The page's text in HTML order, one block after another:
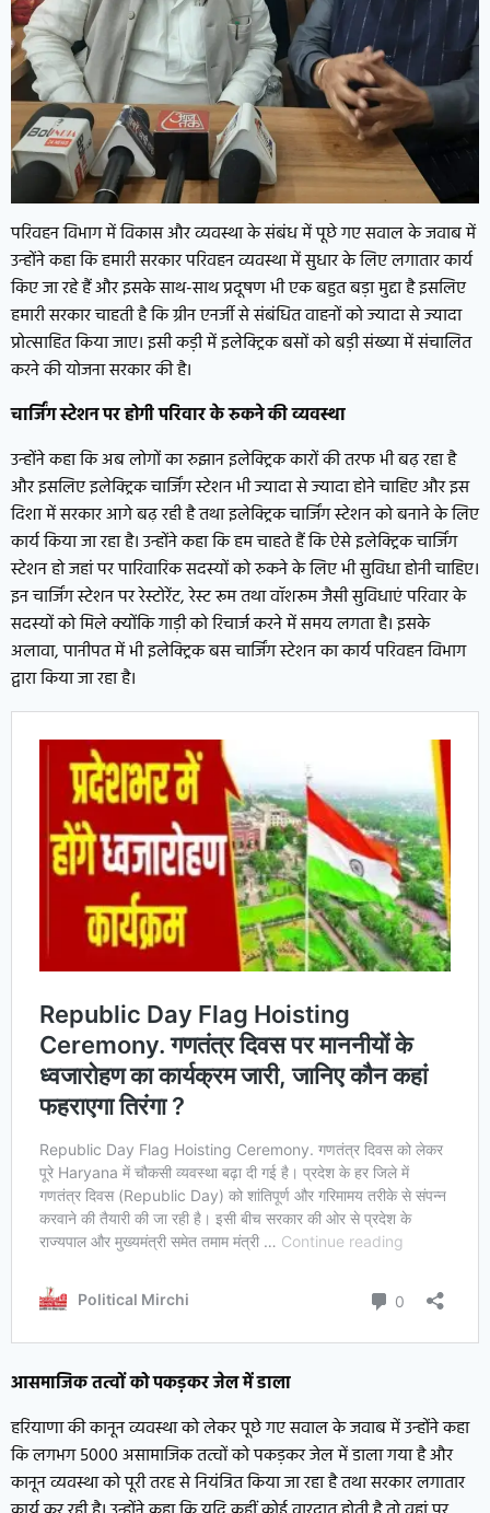
परिवहन विभाग में विकास और व्यवस्था के संबंध में पूछे गए सवाल के जवाब में
उन्होंने कहा कि हमारी सरकार परिवहन व्यवस्था में सुधार के लिए लगातार कार्य
किए जा रहे हैं और इसके साथ-साथ प्रदूषण भी एक बहुत बड़ा मुद्दा है इसलिए
हमारी सरकार चाहती है कि ग्रीन एनर्जी से संबंधित वाहनों को ज्यादा से ज्यादा
प्रोत्साहित किया जाए। इसी कड़ी में इलेक्ट्रिक बसों को बड़ी संख्या में संचालित
करने की योजना सरकार की है।
चार्जिंग स्टेशन पर होगी परिवार के रुकने की व्यवस्था
उन्होंने कहा कि अब लोगों का रुझान इलेक्ट्रिक कारों की तरफ भी बढ़ रहा है
और इसलिए इलेक्ट्रिक चार्जिंग स्टेशन भी ज्यादा से ज्यादा होने चाहिए और इस
दिशा में सरकार आगे बढ़ रही है तथा इलेक्ट्रिक चार्जिंग स्टेशन को बनाने के लिए
कार्य किया जा रहा है। उन्होंने कहा कि हम चाहते हैं कि ऐसे इलेक्ट्रिक चार्जिंग
स्टेशन हो जहां पर पारिवारिक सदस्यों को रुकने के लिए भी सुविधा होनी चाहिए।
इन चार्जिंग स्टेशन पर रेस्टोरेंट, रेस्ट रूम तथा वॉशरूम जैसी सुविधाएं परिवार के
सदस्यों को मिले क्योंकि गाड़ी को रिचार्ज करने में समय लगता है। इसके
अलावा, पानीपत में भी इलेक्ट्रिक बस चार्जिंग स्टेशन का कार्य परिवहन विभाग
द्वारा किया जा रहा है।
आसमाजिक तत्वों को पकड़कर जेल में डाला
हरियाणा की कानून व्यवस्था को लेकर पूछे गए सवाल के जवाब में उन्होंने कहा
कि लगभग 5000 असामाजिक तत्वों को पकड़कर जेल में डाला गया है और
कानून व्यवस्था को पूरी तरह से नियंत्रित किया जा रहा है तथा सरकार लगातार